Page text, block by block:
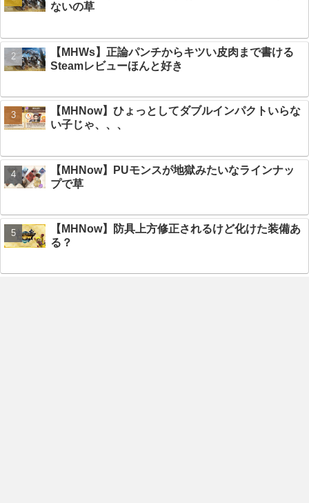
ないの草
【MHWs】正論パンチからキツい皮肉まで書ける
Steamレビューほんと好き
【MHNow】ひょっとしてダブルインパクトいらな
い子じゃ、、、
【MHNow】PUモンスが地獄みたいなラインナッ
プで草
【MHNow】防具上方修正されるけど化けた装備あ
る？